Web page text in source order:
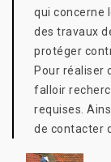
qui concerne
des travaux
protéger
Pour réaliser
falloir
requises.
de contacter